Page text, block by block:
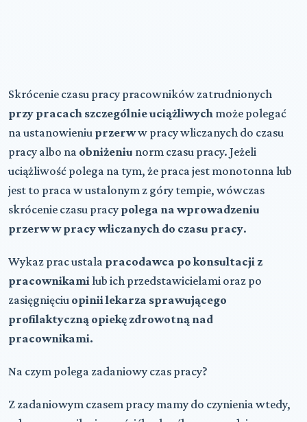
Skrócenie czasu pracy pracowników zatrudnionych
przy pracach szczególnie uciążliwych może polegać
na ustanowieniu przerww pracy wliczanych do czasu
pracy albo na obniżeniu norm czasu pracy. Jeżeli
uciążliwość polega na tym, że praca jest monotonna lub
jest to praca w ustalonym z góry tempie, wówczas
skrócenie czasu pracy polega na wprowadzeniu
przerw w pracy wliczanych do czasu pracy.
Wykaz prac ustala pracodawca po konsultacji z
pracownikami lub ich przedstawicielami oraz po
zasięgnięciu opinii lekarza sprawującego
profilaktyczną opiekę zdrowotną nad
pracownikami.
Na czym polega zadaniowy czas pracy?
Z zadaniowym czasem pracy mamy do czynienia wtedy,